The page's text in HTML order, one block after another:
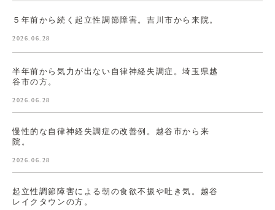
５年前から続く起立性調節障害。吉川市から来院。
2026.06.28
半年前から気力が出ない自律神経失調症。埼玉県越
谷市の方。
2026.06.28
慢性的な自律神経失調症の改善例。越谷市から来
院。
2026.06.28
起立性調節障害による朝の食欲不振や吐き気。越谷
レイクタウンの方。